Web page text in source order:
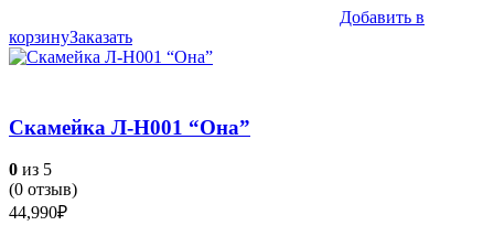
Добавить в
корзинуЗаказать
Скамейка Л-Н001 “Она”
0 из 5
(0 отзыв)
44,990₽